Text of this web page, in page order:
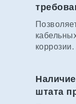
коррозии.
штата